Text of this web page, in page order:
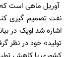
آوریل ماهی است که
نفت تصمیم گیری
اشاره شد اوپک در
تولید» خود در نظر